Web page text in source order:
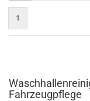
1
Fahrzeugpflege